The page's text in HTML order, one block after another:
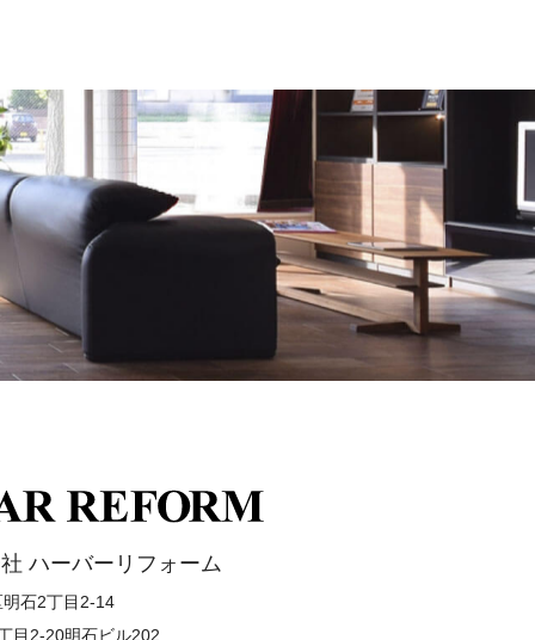
ハーバーリフォーム
石2丁目2-14
目2-20明石ビル202